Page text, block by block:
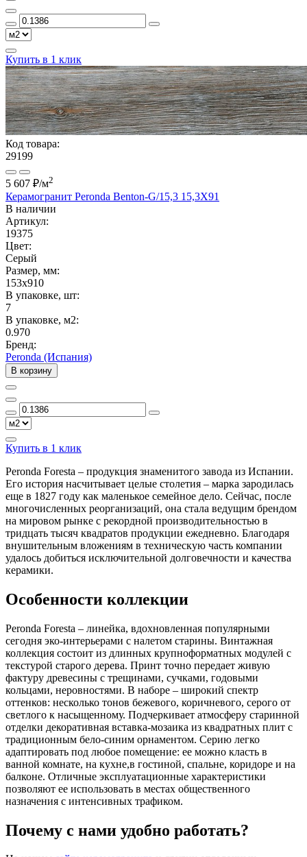
Купить в 1 клик
Код товара:
29199
5 607 ₽/м2
Керамогранит Peronda Benton-G/15,3 15,3X91
В наличии
Артикул:
19375
Цвет:
Серый
Размер, мм:
153x910
В упаковке, шт:
7
В упаковке, м2:
0.970
Бренд:
Peronda (Испания)
В корзину
Купить в 1 клик
Peronda Foresta – продукция знаменитого завода из Испании.
Его история насчитывает целые столетия – марка зародилась
еще в 1827 году как маленькое семейное дело. Сейчас, после
многочисленных реорганизаций, она стала ведущим брендом
на мировом рынке с рекордной производительностью в
тридцать тысяч квадратов продукции ежедневно. Благодаря
внушительным вложениям в техническую часть компании
удалось добиться исключительной долговечности и качества
керамики.
Особенности коллекции
Peronda Foresta – линейка, вдохновленная популярными
сегодня эко-интерьерами с налетом старины. Винтажная
коллекция состоит из длинных крупноформатных модулей с
текстурой старого дерева. Принт точно передает живую
фактуру древесины с трещинами, сучками, годовыми
кольцами, неровностями. В наборе – широкий спектр
оттенков: несколько тонов бежевого, коричневого, серого от
светлого к насыщенному. Подчеркивает атмосферу старинной
отделки декоративная вставка-мозаика из квадратных плит с
традиционным бело-синим орнаментом. Серию легко
адаптировать под любое помещение: ее можно класть в
ванной комнате, на кухне,в гостиной, спальне, коридоре и на
балконе. Отличные эксплуатационные характеристики
позволяют ее использовать в местах общественного
назначения с интенсивных трафиком.
Почему с нами удобно работать?